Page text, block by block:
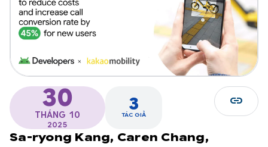
30
THÁNG 10
2025
3
TÁC GIẢ
Sa-ryong Kang, Caren Chang,
link